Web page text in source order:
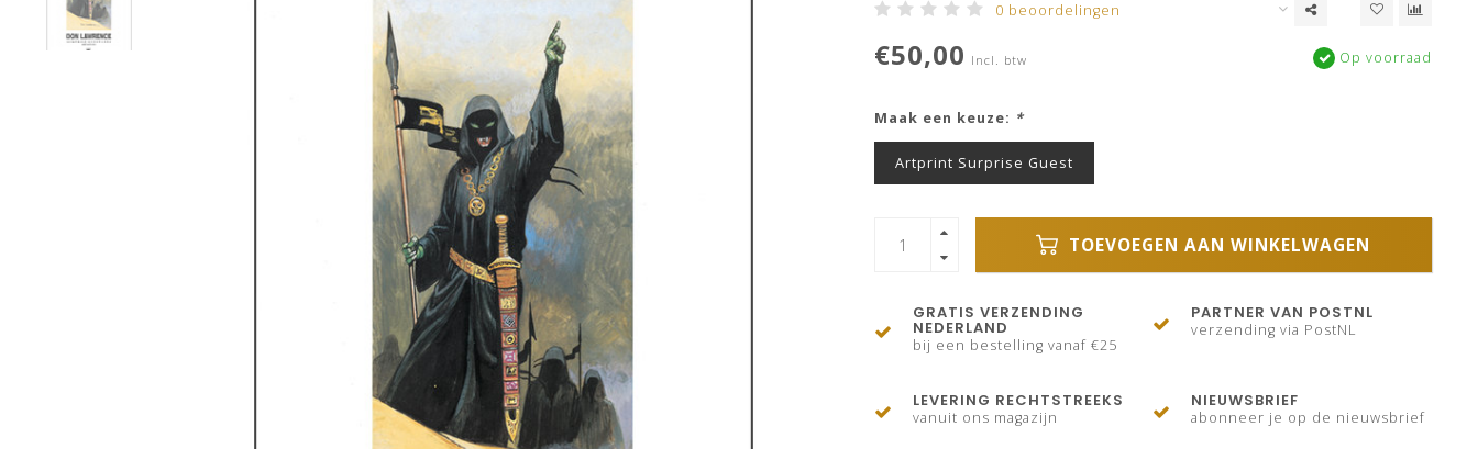
0 beoordelingen
€50,00 Incl. btw Op voorraad
Maak een keuze: *
Artprint Surprise Guest
TOEVOEGEN AAN WINKELWAGEN
GRATIS VERZENDING
NEDERLAND
bij een bestelling vanaf €25
PARTNER VAN POSTNL
verzending via PostNL
LEVERING RECHTSTREEKS
vanuit ons magazijn
NIEUWSBRIEF
abonneer je op de nieuwsbrief